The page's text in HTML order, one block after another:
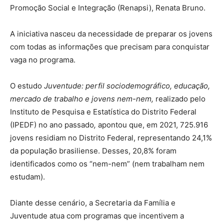
Promoção Social e Integração (Renapsi), Renata Bruno.
A iniciativa nasceu da necessidade de preparar os jovens
com todas as informações que precisam para conquistar
vaga no programa.
O estudo Juventude: perfil sociodemográfico, educação,
mercado de trabalho e jovens nem-nem, realizado pelo
Instituto de Pesquisa e Estatística do Distrito Federal
(IPEDF) no ano passado, apontou que, em 2021, 725.916
jovens residiam no Distrito Federal, representando 24,1%
da população brasiliense. Desses, 20,8% foram
identificados como os “nem-nem” (nem trabalham nem
estudam).
Diante desse cenário, a Secretaria da Família e
Juventude atua com programas que incentivem a